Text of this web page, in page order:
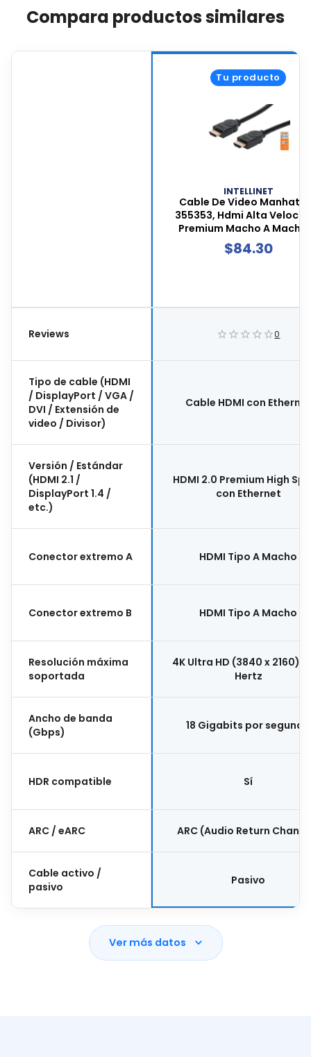
Compara productos similares
Tu producto
INTELLINET
Cable De Video
355353, Hdmi Alta
Premium Macho A
Metros De Largo, Color
355353
$84.30
Reviews 0
Tipo de cable (HDMI
/ DisplayPort / VGA /
DVI / Extensión de
video / Divisor)
Cable HDMI con Ethernet
Versión / Estándar
(HDMI 2.1 /
DisplayPort 1.4 /
etc.)
HDMI 2.0 Premium High
con Ethernet
Conector extremo A HDMI Tipo A Macho
Conector extremo B HDMI Tipo A Macho
Resolución máxima
soportada
4K Ultra HD (3840 x 2160)
Hertz
Ancho de banda
(Gbps)
18 Gigabits por segundo
HDR compatible Sí
ARC / eARC ARC (Audio Return
Cable activo /
pasivo
Pasivo
Ver más datos